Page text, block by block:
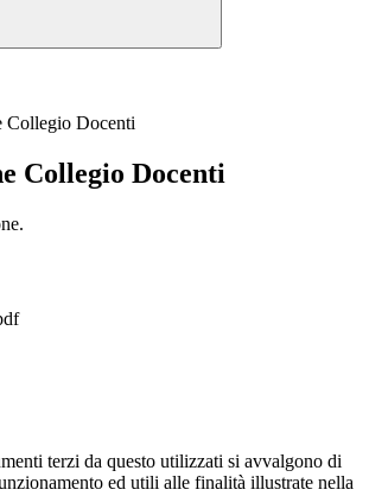
Collegio Docenti
Collegio Docenti
terzi da questo utilizzati si avvalgono di
ed utili alle finalità illustrate nella